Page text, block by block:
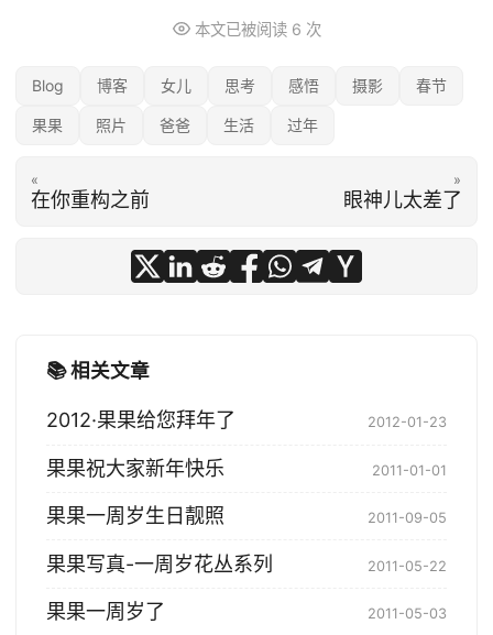
本文已被阅读 6 次
Blog 博客 女儿 思考 感悟 摄影 春节
果果 照片 爸爸 生活 过年
«
在你重构之前
»
眼神儿太差了
📚 相关文章
2012·果果给您拜年了 2012-01-23
果果祝大家新年快乐 2011-01-01
果果一周岁生日靓照 2011-09-05
果果写真-一周岁花丛系列 2011-05-22
果果一周岁了 2011-05-03